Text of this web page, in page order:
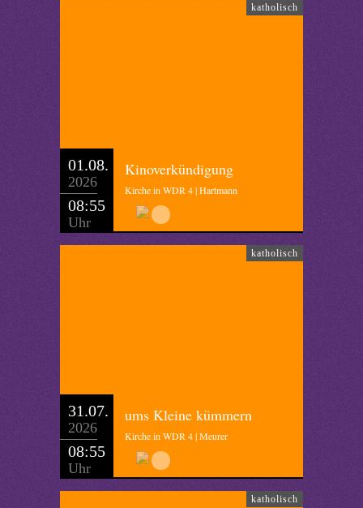
katholisch
01.08.
2026
08:55
Uhr
Kinoverkündigung
Kirche in WDR 4 | Hartmann
katholisch
31.07.
2026
08:55
Uhr
ums Kleine kümmern
Kirche in WDR 4 | Meurer
katholisch